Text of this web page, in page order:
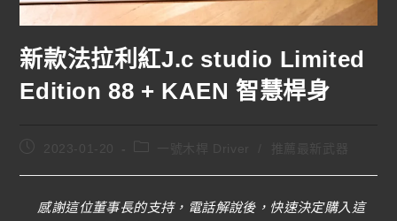
新款法拉利紅J.c studio Limited
Edition 88 + KAEN 智慧桿身
2023-01-20
感謝這位董事長的支持，電話解說後，快速決定購入這